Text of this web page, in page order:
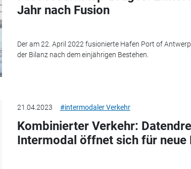
Jahr nach Fusion
Der am 22. April 2022 fusionierte Hafen Port of
der Bilanz nach dem einjährigen Bestehen.
21.04.2023 #intermodaler Verkehr
Kombinierter Verkehr:
Intermodal öffnet sich für neue